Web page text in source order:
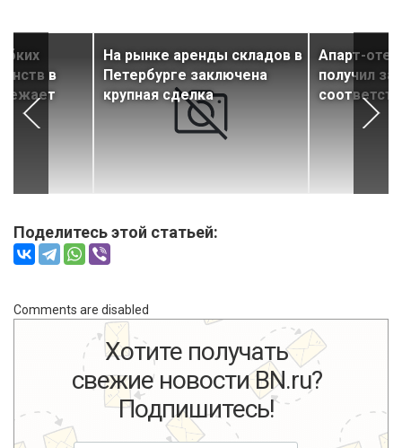
в
На рынке аренды складов в
Петербурге заключена
крупная сделка
Апарт-
получил
Поделитесь этой статьей:
Comments are disabled
Хотите получать
свежие новости BN.ru?
Подпишитесь!